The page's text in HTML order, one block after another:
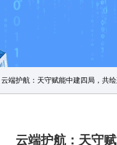
云端护航：天守赋能中建四局，共
云端护航：天守